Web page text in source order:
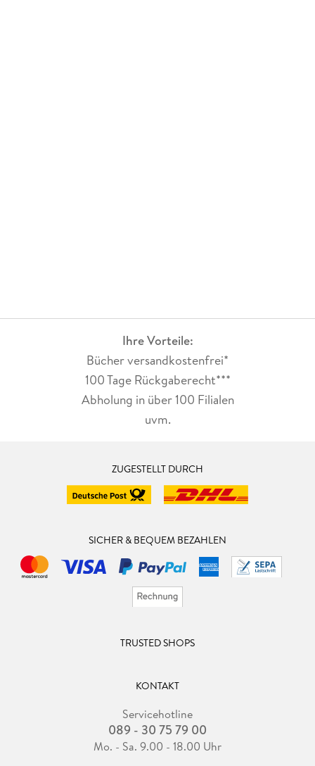
Ihre Vorteile:
Bücher versandkostenfrei*
100 Tage Rückgaberecht***
Abholung in über 100 Filialen
uvm.
ZUGESTELLT DURCH
SICHER & BEQUEM BEZAHLEN
TRUSTED SHOPS
KONTAKT
Servicehotline
089 - 30 75 79 00
Mo. - Sa. 9.00 - 18.00 Uhr